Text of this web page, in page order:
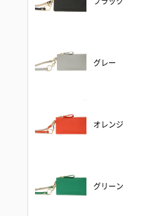
グレー
オレンジ
グリーン